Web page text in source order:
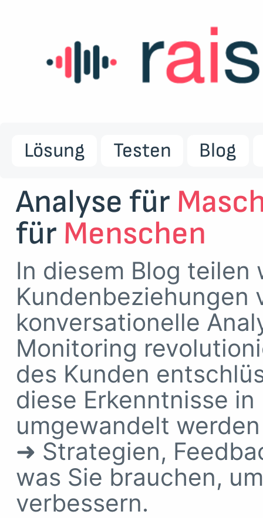
Lösung Testen Blog
Analyse für
für Menschen
In diesem Blog teilen
Kundenbeziehungen
konversationelle
Monitoring
des Kunden
diese Erkenntnisse
umgewandelt
➜ Strategien,
was Sie brauchen,
verbessern.